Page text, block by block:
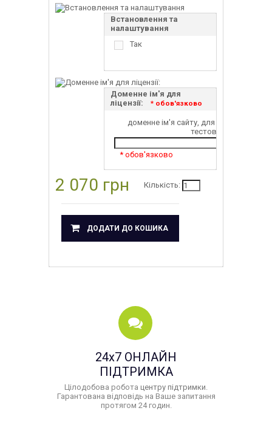
Встановлення та
налаштування
Так
Доменне ім'я для
ліцензії: * обов'язково
доменне ім'я сайту, для якого буде
тестового домену/
* обов'язково
2 070 грн Кількість:
ДОДАТИ ДО КОШИКА
24x7 ОНЛАЙН
ПІДТРИМКА
Цілодобова робота центру підтримки
Гарантована відповідь на Ваше запитання
протягом 24 годин.